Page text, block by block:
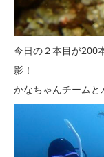
今日の２本目が200
影！
かなちゃんチームと